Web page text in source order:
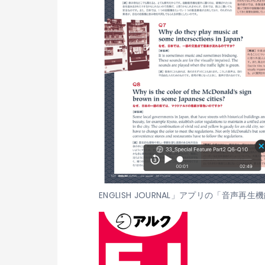
ENGLISH JOURNAL」アプリの「音声再生